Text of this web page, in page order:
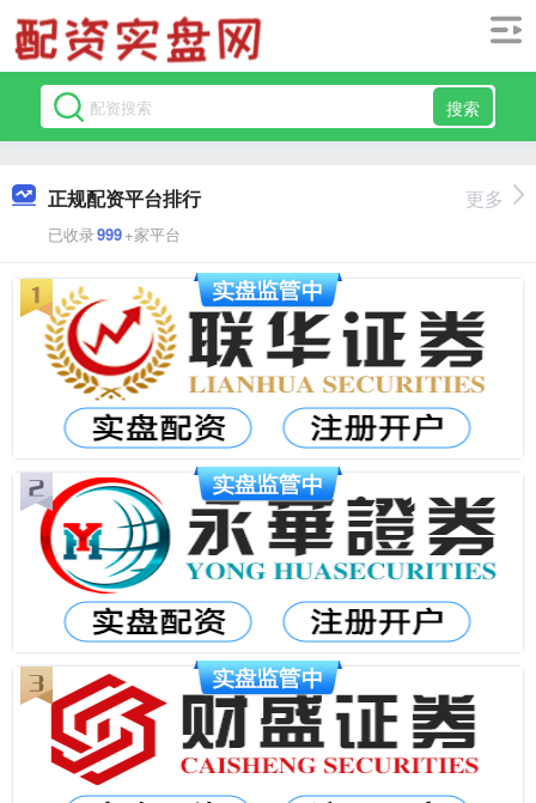
搜索
正规配资平台排行
已收录999+家平台
更多